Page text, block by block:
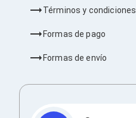
Adaptadores de Red para
Accesorios TV
Controles Remoto
Pantallas
Pantallas Interactivas
Términos y condiciones
Formas de pago
Formas de envío